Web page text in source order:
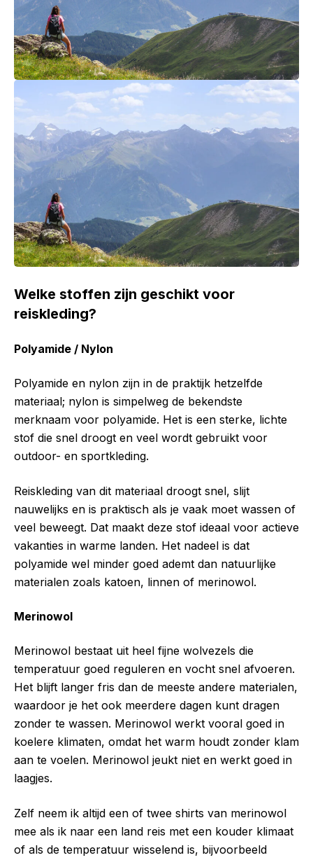
Welke stoffen zijn geschikt voor
reiskleding?
Polyamide / Nylon
Polyamide en nylon zijn in de praktijk hetzelfde
materiaal; nylon is simpelweg de bekendste
merknaam voor polyamide. Het is een sterke, lichte
stof die snel droogt en veel wordt gebruikt voor
outdoor- en sportkleding.
Reiskleding van dit materiaal droogt snel, slijt
nauwelijks en is praktisch als je vaak moet wassen of
veel beweegt. Dat maakt deze stof ideaal voor actieve
vakanties in warme landen. Het nadeel is dat
polyamide wel minder goed ademt dan natuurlijke
materialen zoals katoen, linnen of merinowol.
Merinowol
Merinowol bestaat uit heel fijne wolvezels die
temperatuur goed reguleren en vocht snel afvoeren.
Het blijft langer fris dan de meeste andere materialen,
waardoor je het ook meerdere dagen kunt dragen
zonder te wassen. Merinowol werkt vooral goed in
koelere klimaten, omdat het warm houdt zonder klam
aan te voelen. Merinowol jeukt niet en werkt goed in
laagjes.
Zelf neem ik altijd een of twee shirts van merinowol
mee als ik naar een land reis met een kouder klimaat
of als de temperatuur wisselend is, bijvoorbeeld